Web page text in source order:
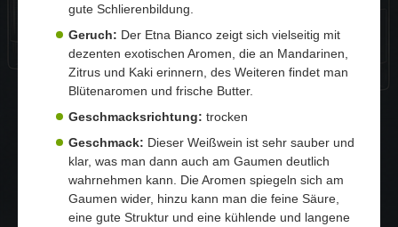
gute Schlierenbildung.
Geruch: Der Etna Bianco zeigt sich vielseitig mit
dezenten exotischen Aromen, die an Mandarinen,
Zitrus und Kaki erinnern, des Weiteren findet man
Blütenaromen und frische Butter.
Geschmacksrichtung: trocken
Geschmack: Dieser Weißwein ist sehr sauber und
klar, was man dann auch am Gaumen deutlich
wahrnehmen kann. Die Aromen spiegeln sich am
Gaumen wider, hinzu kann man die feine Säure,
eine gute Struktur und eine kühlende und langene